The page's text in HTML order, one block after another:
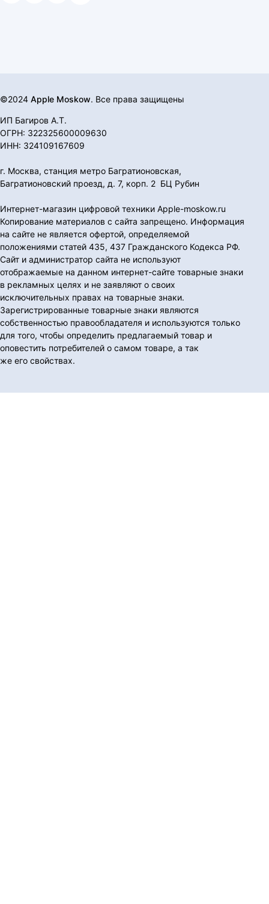
©2024 Apple Moskow. Все права защищены
ИП Багиров А.Т.
ОГРН: 322325600009630
ИНН: 324109167609
г. Москва, станция метро Багратионовская,
Багратионовский проезд, д. 7, корп. 2 БЦ Рубин
Интернет-магазин цифровой техники Apple-moskow.ru
Копирование материалов с сайта запрещено. Информация
на сайте не является офертой, определяемой
положениями статей 435, 437 Гражданского Кодекса РФ.
Сайт и администратор сайта не используют
отображаемые на данном интернет-сайте товарные знаки
в рекламных целях и не заявляют о своих
исключительных правах на товарные знаки.
Зарегистрированные товарные знаки являются
собственностью правообладателя и используются только
для того, чтобы определить предлагаемый товар и
оповестить потребителей о самом товаре, а так
же его свойствах.